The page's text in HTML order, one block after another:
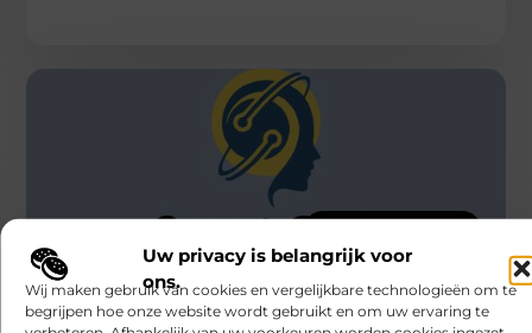
Uw privacy is belangrijk voor
ons.
Wij maken gebruik van cookies en vergelijkbare technologieën om te
begrijpen hoe onze website wordt gebruikt en om uw ervaring te
De voordelen van het inhuren van een
deejay
Nu het eindelijk weer mag, wordt er (uiteraard) volop
gefeest. Studenten hervatten hun wekelijkse